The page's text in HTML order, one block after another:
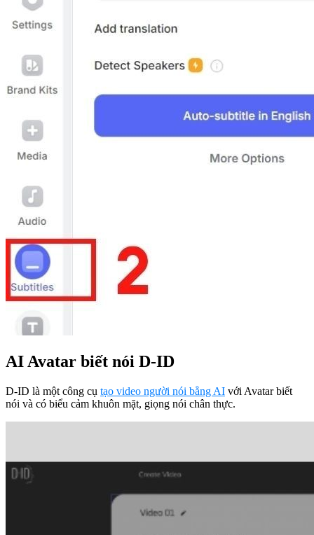
AI Avatar biết nói D-ID
D-ID là một công cụ tạo video người nói bằng AI với Avatar biết
nói và có biểu cảm khuôn mặt, giọng nói chân thực.